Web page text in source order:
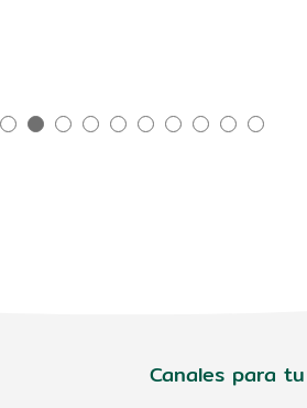
Canales para